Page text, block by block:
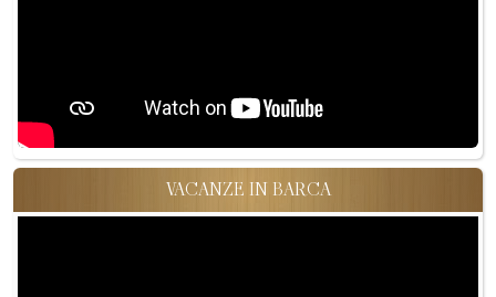
VACANZE IN BARCA